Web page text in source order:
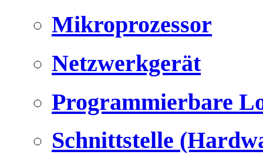
Mikroprozessor
Netzwerkgerät
Programmierbare
Schnittstelle